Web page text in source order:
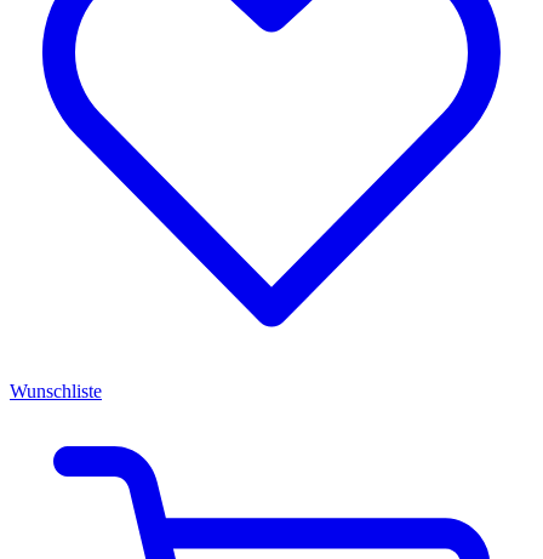
Wunschliste